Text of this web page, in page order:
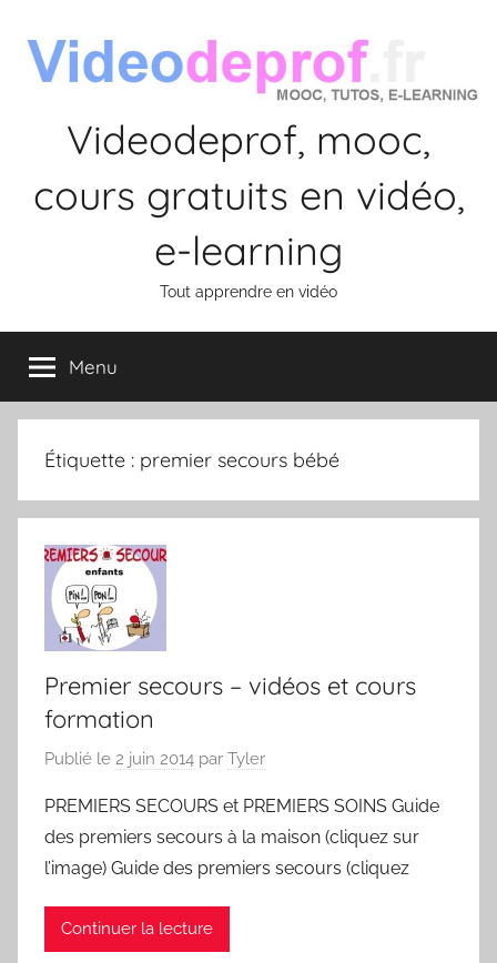
contenu
Videodeprof, mooc,
cours gratuits en vidéo,
e-learning
Tout apprendre en vidéo
Menu
Étiquette : premier secours bébé
Premier secours – vidéos et cours
formation
Publié le 2 juin 2014 par Tyler
PREMIERS SECOURS et PREMIERS SOINS Guide
des premiers secours à la maison (cliquez sur
l’image) Guide des premiers secours (cliquez
Continuer la lecture